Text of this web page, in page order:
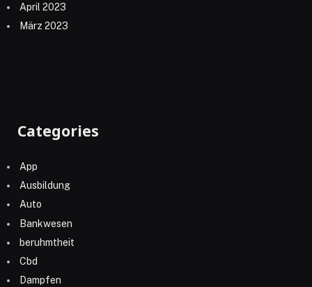
April 2023
März 2023
Categories
App
Ausbildung
Auto
Bankwesen
beruhmtheit
Cbd
Dampfen